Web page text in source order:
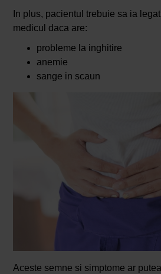
In plus, pacientul trebuie sa ia
medicul daca are:
probleme la inghitire
anemie
sange in scaun
Aceste semne si simptome ar